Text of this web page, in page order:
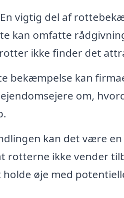
En vigtig del af
kan omfatte
ikke finder det
bekæmpelse kan
om,
kan det være
ikke vender
øje med